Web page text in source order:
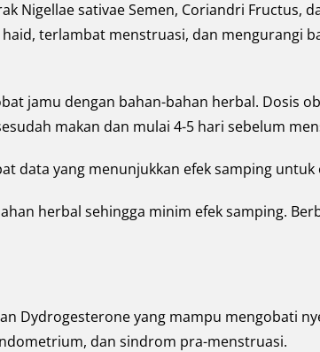
Nigellae sativae Semen, Coriandri Fructus,
terlambat menstruasi, dan mengurangi
jamu dengan bahan-bahan herbal. Dosis
makan dan mulai 4-5 hari sebelum
data yang menunjukkan efek samping untuk
herbal sehingga minim efek samping.
Dydrogesterone yang mampu mengobati
dan sindrom pra-menstruasi.